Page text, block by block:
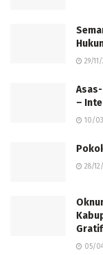
29/
–
10/
28/
05/